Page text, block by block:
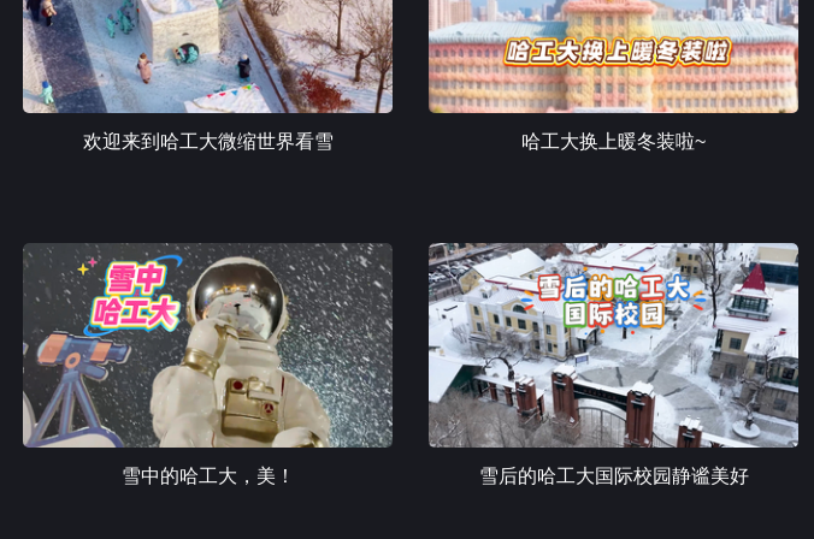
欢迎来到哈工大微缩世界看雪 哈工大换上暖冬装啦~
雪中的哈工大，美！ 雪后的哈工大国际校园静谧美好